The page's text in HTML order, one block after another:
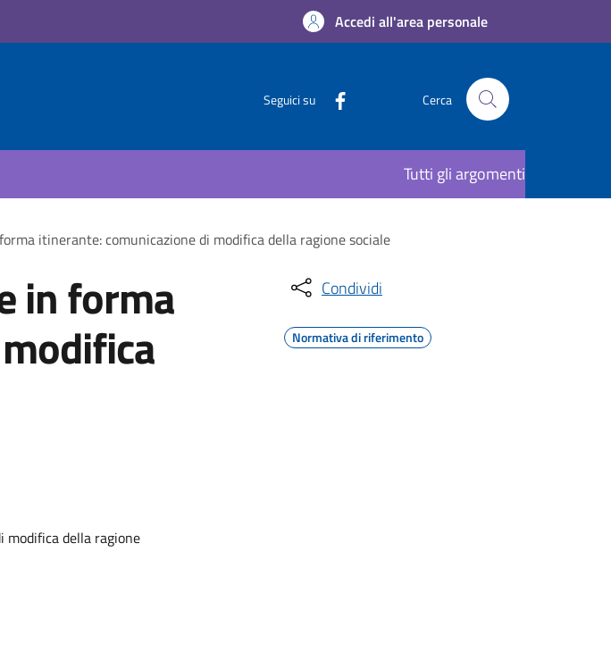
Accedi all'area personale
Seguici su Cerca
Tutti gli argomenti
itinerante: comunicazione di modifica della ragione sociale
in forma
modifica della ragione
Condividi
Normativa di riferimento